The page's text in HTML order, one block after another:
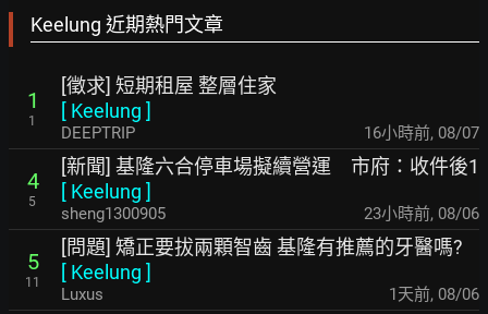
Keelung 近期熱門文章
1
1
[徵求] 短期租屋 整層住家
[ Keelung ]
DEEPTRIP 16小時前, 08/07
4
5
[新聞] 基隆六合停車場擬續營運 市府：收件後1
[ Keelung ]
sheng1300905 23小時前, 08/06
5
11
[問題] 矯正要拔兩顆智齒 基隆有推薦的牙醫嗎?
[ Keelung ]
Luxus 1天前, 08/06